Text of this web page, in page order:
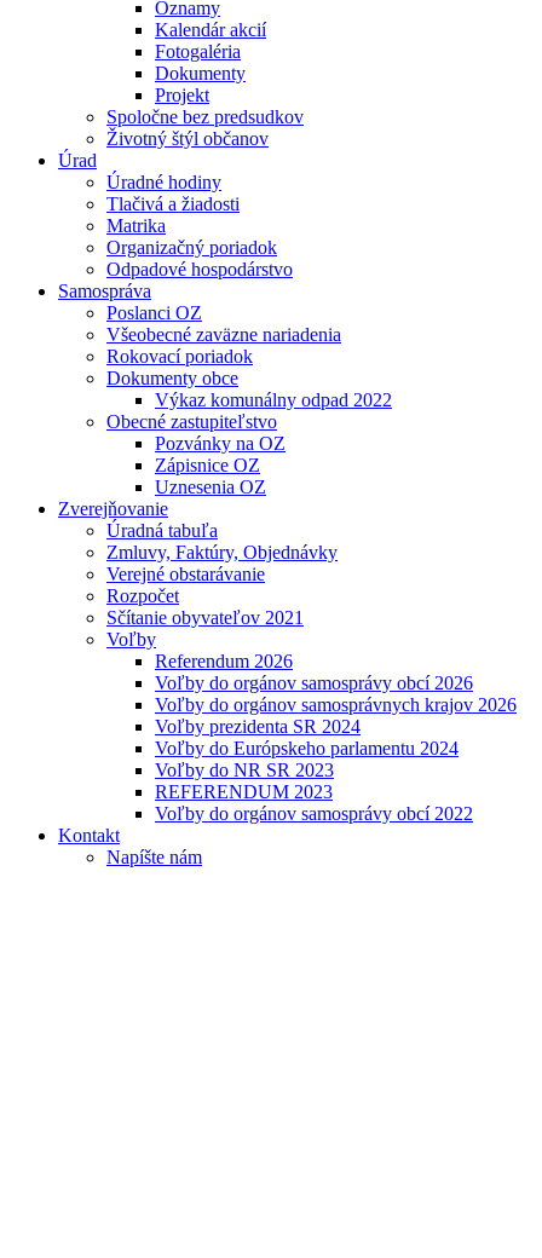
Oznamy
Kalendár akcií
Fotogaléria
Dokumenty
Projekt
Spoločne bez predsudkov
Životný štýl občanov
Úrad
Úradné hodiny
Tlačivá a žiadosti
Matrika
Organizačný poriadok
Odpadové hospodárstvo
Samospráva
Poslanci OZ
Všeobecné zaväzne nariadenia
Rokovací poriadok
Dokumenty obce
Výkaz komunálny odpad 2022
Obecné zastupiteľstvo
Pozvánky na OZ
Zápisnice OZ
Uznesenia OZ
Zverejňovanie
Úradná tabuľa
Zmluvy, Faktúry, Objednávky
Verejné obstarávanie
Rozpočet
Sčítanie obyvateľov 2021
Voľby
Referendum 2026
Voľby do orgánov samosprávy obcí 2026
Voľby do orgánov samosprávnych krajov 2026
Voľby prezidenta SR 2024
Voľby do Európskeho parlamentu 2024
Voľby do NR SR 2023
REFERENDUM 2023
Voľby do orgánov samosprávy obcí 2022
Kontakt
Napíšte nám